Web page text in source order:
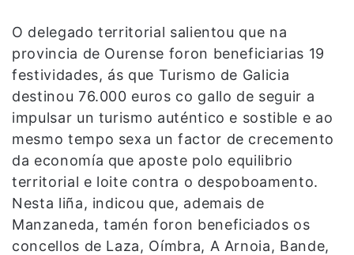
O delegado territorial salientou que na
provincia de Ourense foron beneficiarias 19
festividades, ás que Turismo de Galicia
destinou 76.000 euros co gallo de seguir a
impulsar un turismo auténtico e sostible e ao
mesmo tempo sexa un factor de crecemento
da economía que aposte polo equilibrio
territorial e loite contra o despoboamento.
Nesta liña, indicou que, ademais de
Manzaneda, tamén foron beneficiados os
concellos de Laza, Oímbra, A Arnoia, Bande,